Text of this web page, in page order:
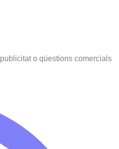
o qüestions comercials